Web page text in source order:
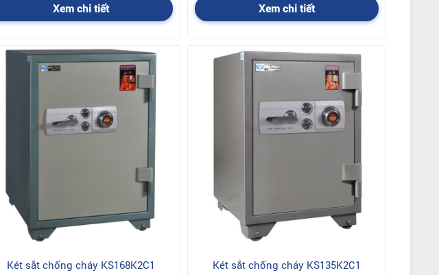
Xem chi tiết Xem chi tiết
Két sắt chống cháy KS168K2C1 Két sắt chống cháy KS135K2C1